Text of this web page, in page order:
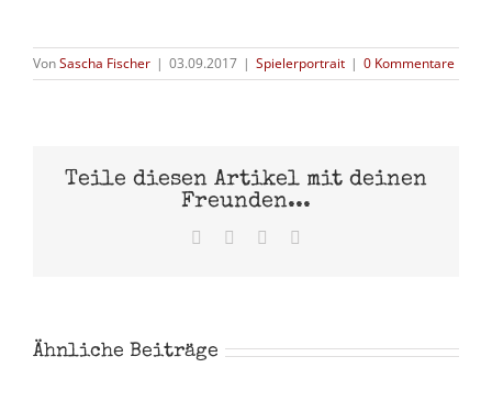
VonSascha Fischer | 03.09.2017 | Spielerportrait | 0 Kommentare
Teile diesen Artikel mit deinen
Freunden...
Facebook Pinterest
Ähnliche Beiträge